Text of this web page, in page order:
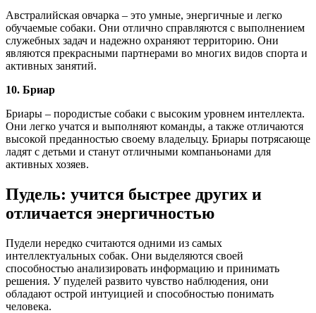
Австралийская овчарка – это умные, энергичные и легко
обучаемые собаки. Они отлично справляются с выполнением
служебных задач и надежно охраняют территорию. Они
являются прекрасными партнерами во многих видов спорта и
активных занятий.
10. Бриар
Бриары – породистые собаки с высоким уровнем интеллекта.
Они легко учатся и выполняют команды, а также отличаются
высокой преданностью своему владельцу. Бриары потрясающе
ладят с детьми и станут отличными компаньонами для
активных хозяев.
Пудель: учится быстрее других и
отличается энергичностью
Пудели нередко считаются одними из самых
интеллектуальных собак. Они выделяются своей
способностью анализировать информацию и принимать
решения. У пуделей развито чувство наблюдения, они
обладают острой интуицией и способностью понимать
человека.